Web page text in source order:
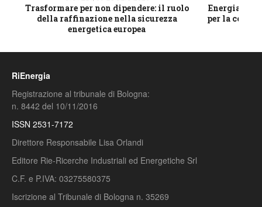
Trasformare per non dipendere: il ruolo
della raffinazione nella sicurezza
energetica europea
Energia e
per la
RiEnergia
Registrazione al tribunale di Bologna:
n. 8442 del 10/11/2016
ISSN 2531-7172
Direttore Responsabile Lisa Orlandi
Editore Rie-Ricerche Industriali ed Energetiche Srl
C.F. e P.IVA: 03275580375
Iscrizione al Tribunale di Bologna n. 35269